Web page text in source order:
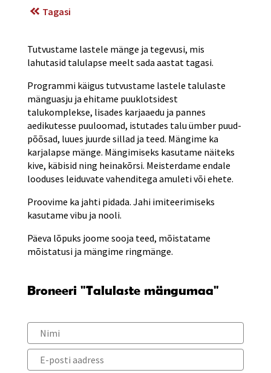
Tagasi
Tutvustame lastele mänge ja tegevusi, mis
lahutasid talulapse meelt sada aastat tagasi.
Programmi käigus tutvustame lastele talulaste
mänguasju ja ehitame puuklotsidest
talukomplekse, lisades karjaaedu ja pannes
aedikutesse puuloomad, istutades talu ümber puud-
põõsad, luues juurde sillad ja teed. Mängime ka
karjalapse mänge. Mängimiseks kasutame näiteks
kive, käbisid ning heinakõrsi. Meisterdame endale
looduses leiduvate vahenditega amuleti või ehete.
Proovime ka jahti pidada. Jahi imiteerimiseks
kasutame vibu ja nooli.
Päeva lõpuks joome sooja teed, mõistatame
mõistatusi ja mängime ringmänge.
Broneeri "Talulaste mängumaa"